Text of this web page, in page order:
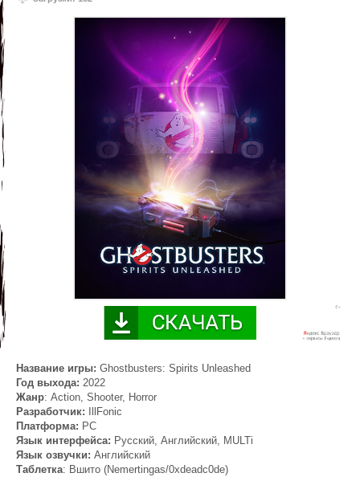
Название игры: Ghostbusters: Spirits Unleashed
Год выхода: 2022
Жанр: Action, Shooter, Horror
Разработчик: IllFonic
Платформа: РС
Язык интерфейса: Русский, Английский, MULTi
Язык озвучки: Английский
Таблетка: Вшито (Nemertingas/0xdeadc0de)